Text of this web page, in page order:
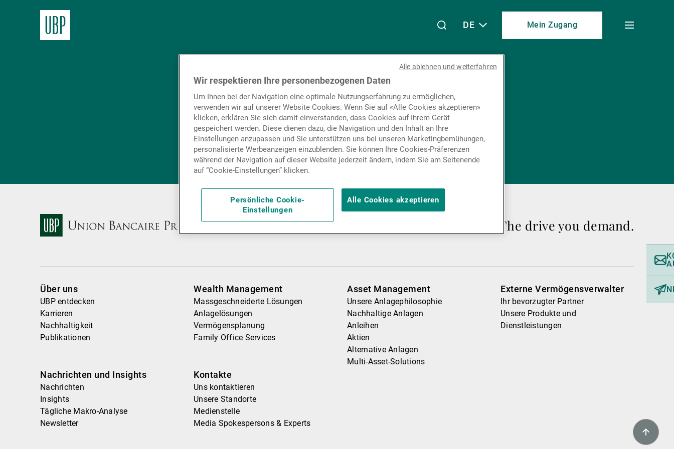
Wealth Management
Asset Management
Externe Vermögensverwalter
Nachrichten und Insights
Linkedin
InstagramFacebook
Youtube
WeChat
Spotify
DE Mein Zugang
Toggle
Newsletterabonnieren
Abonnieren
The drive you demand.
Über uns
UBP entdecken
Karrieren
Nachhaltigkeit
Publikationen
Wealth Management
Massgeschneiderte Lösungen
Anlagelösungen
Vermögensplanung
Family Office Services
Asset Management
Unsere Anlagephilosophie
Nachhaltige Anlagen
Anleihen
Aktien
Alternative Anlagen
Multi-Asset-Solutions
Externe Vermögensverwalter
Ihr bevorzugter Partner
Unsere Produkte und
Dienstleistungen
Nachrichten und Insights
Nachrichten
Insights
Tägliche Makro-Analyse
Newsletter
Kontakte
Uns kontaktieren
Unsere Standorte
Medienstelle
Media Spokespersons & Experts
Wir respektieren Ihre personenbezogenen Daten
Um Ihnen bei der Navigation eine optimale Nutzungserfahrung zu ermöglichen,
verwenden wir auf unserer Website Cookies. Wenn Sie auf «Alle Cookies akzeptieren»
klicken, erklären Sie sich damit einverstanden, dass Cookies auf Ihrem Gerät
gespeichert werden. Diese dienen dazu, die Navigation und den Inhalt an Ihre
Einstellungen anzupassen und Sie unterstützen uns bei unseren Marketingbemühungen,
personalisierte Werbeanzeigen einzublenden. Sie können Ihre Cookies-Präferenzen
während der Navigation auf dieser Website jederzeit ändern, indem Sie am Seitenende
auf “Cookie-Einstellungen” klicken.
Persönliche Cookie-
Einstellungen
Alle Cookies akzeptieren
Alle ablehnen und weiterfahren